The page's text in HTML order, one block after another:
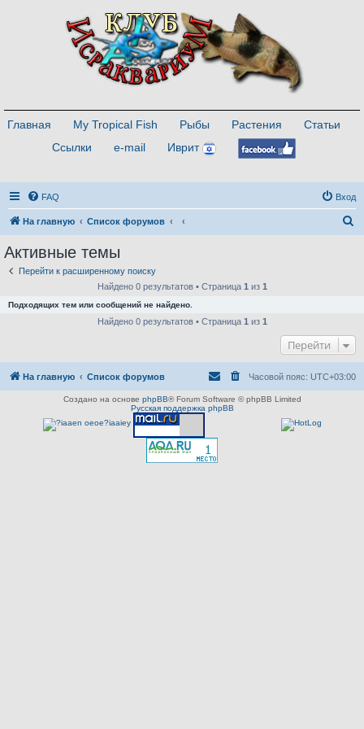
Главная My Tropical Fish Рыбы Растения
Статьи
Ссылки
e-mail Иврит
FAQ Вход
На главную Список форумов
Активные темы
Перейти к расширенному поиску
Найдено 0 результатов • Страница 1 из 1
Подходящих тем или сообщений не найдено.
Найдено 0 результатов • Страница 1 из 1
Перейти
На главную Список форумов Часовой пояс: UTC+03:00
Создано на основе phpBB® Forum Software © phpBB Limited
Русская поддержка phpBB